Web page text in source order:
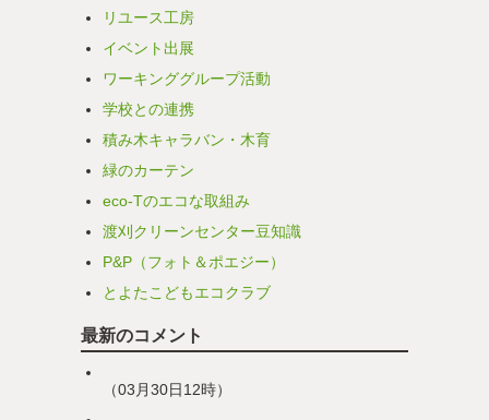
リユース工房
イベント出展
ワーキンググループ活動
学校との連携
積み木キャラバン・木育
緑のカーテン
eco-Tのエコな取組み
渡刈クリーンセンター豆知識
P&P（フォト＆ポエジー）
とよたこどもエコクラブ
最新のコメント
（03月30日12時）